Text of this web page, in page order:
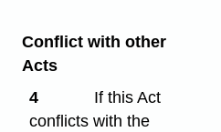
Conflict with other
Acts
4
If this Act
conflicts with the